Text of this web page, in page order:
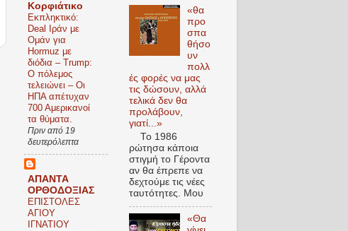
Κορφιάτικο
Εκπληκτικό:
Deal Ιράν με
Ομάν για
Hormuz με
διόδια – Trump:
Ο πόλεμος
τελειώνει – Οι
ΗΠΑ απέτυχαν
700 Αμερικανοί
τα θύματα.
Πριν από 19
δευτερόλεπτα
ΑΠΑΝΤΑ
ΟΡΘΟΔΟΞΙΑΣ
ΕΠΙΣΤΟΛΕΣ
ΑΓΙΟΥ
ΙΓΝΑΤΙΟΥ
«θα
προ
σπα
θήσο
υν
πολλ
ές φορές να μας
τις δώσουν, αλλά
τελικά δεν θα
προλάβουν,
γιατί...»
Το 1986
ρώτησα κάποια
στιγμή το Γέροντα
αν θα έπρεπε να
δεχτούμε τις νέες
ταυτότητες. Μου
«Θα